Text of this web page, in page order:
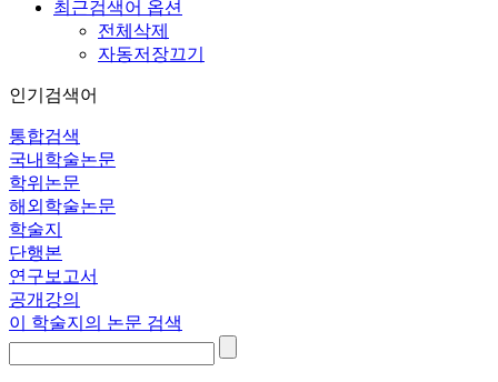
최근검색어 옵션
전체삭제
자동저장끄기
인기검색어
통합검색
국내학술논문
학위논문
해외학술논문
학술지
단행본
연구보고서
공개강의
이 학술지의 논문 검색